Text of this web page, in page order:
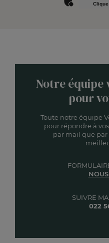
Notre équipe
pour
Toute notre équipe
pour répondre à
par mail que
SUIVRE
022